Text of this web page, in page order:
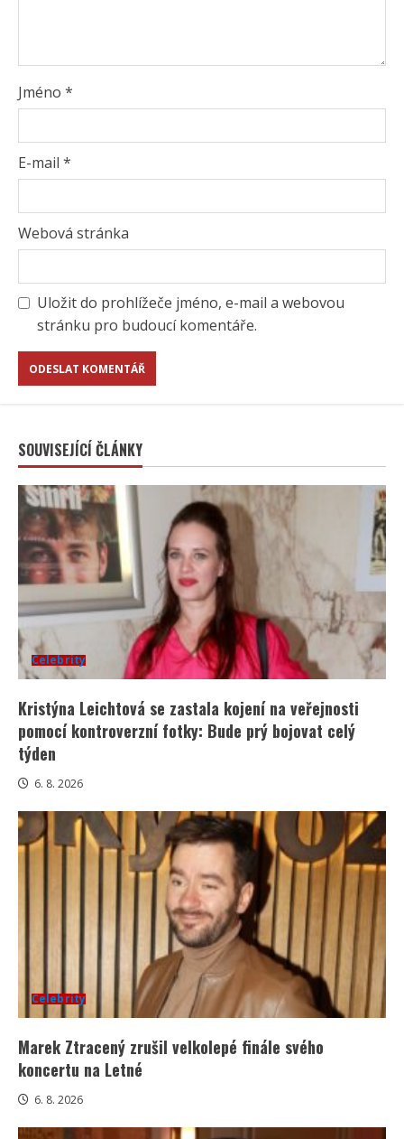
Jméno *
E-mail *
Webová stránka
Uložit do prohlížeče jméno, e-mail a webovou
stránku pro budoucí komentáře.
SOUVISEJÍCÍ ČLÁNKY
Celebrity
Kristýna Leichtová se zastala kojení na veřejnosti
pomocí kontroverzní fotky: Bude prý bojovat celý
týden
6. 8. 2026
Celebrity
Marek Ztracený zrušil velkolepé finále svého
koncertu na Letné
6. 8. 2026